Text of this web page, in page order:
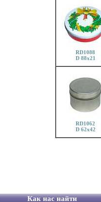
RD1088
D 88x21
RD1062
D 62x42
Как нас найти